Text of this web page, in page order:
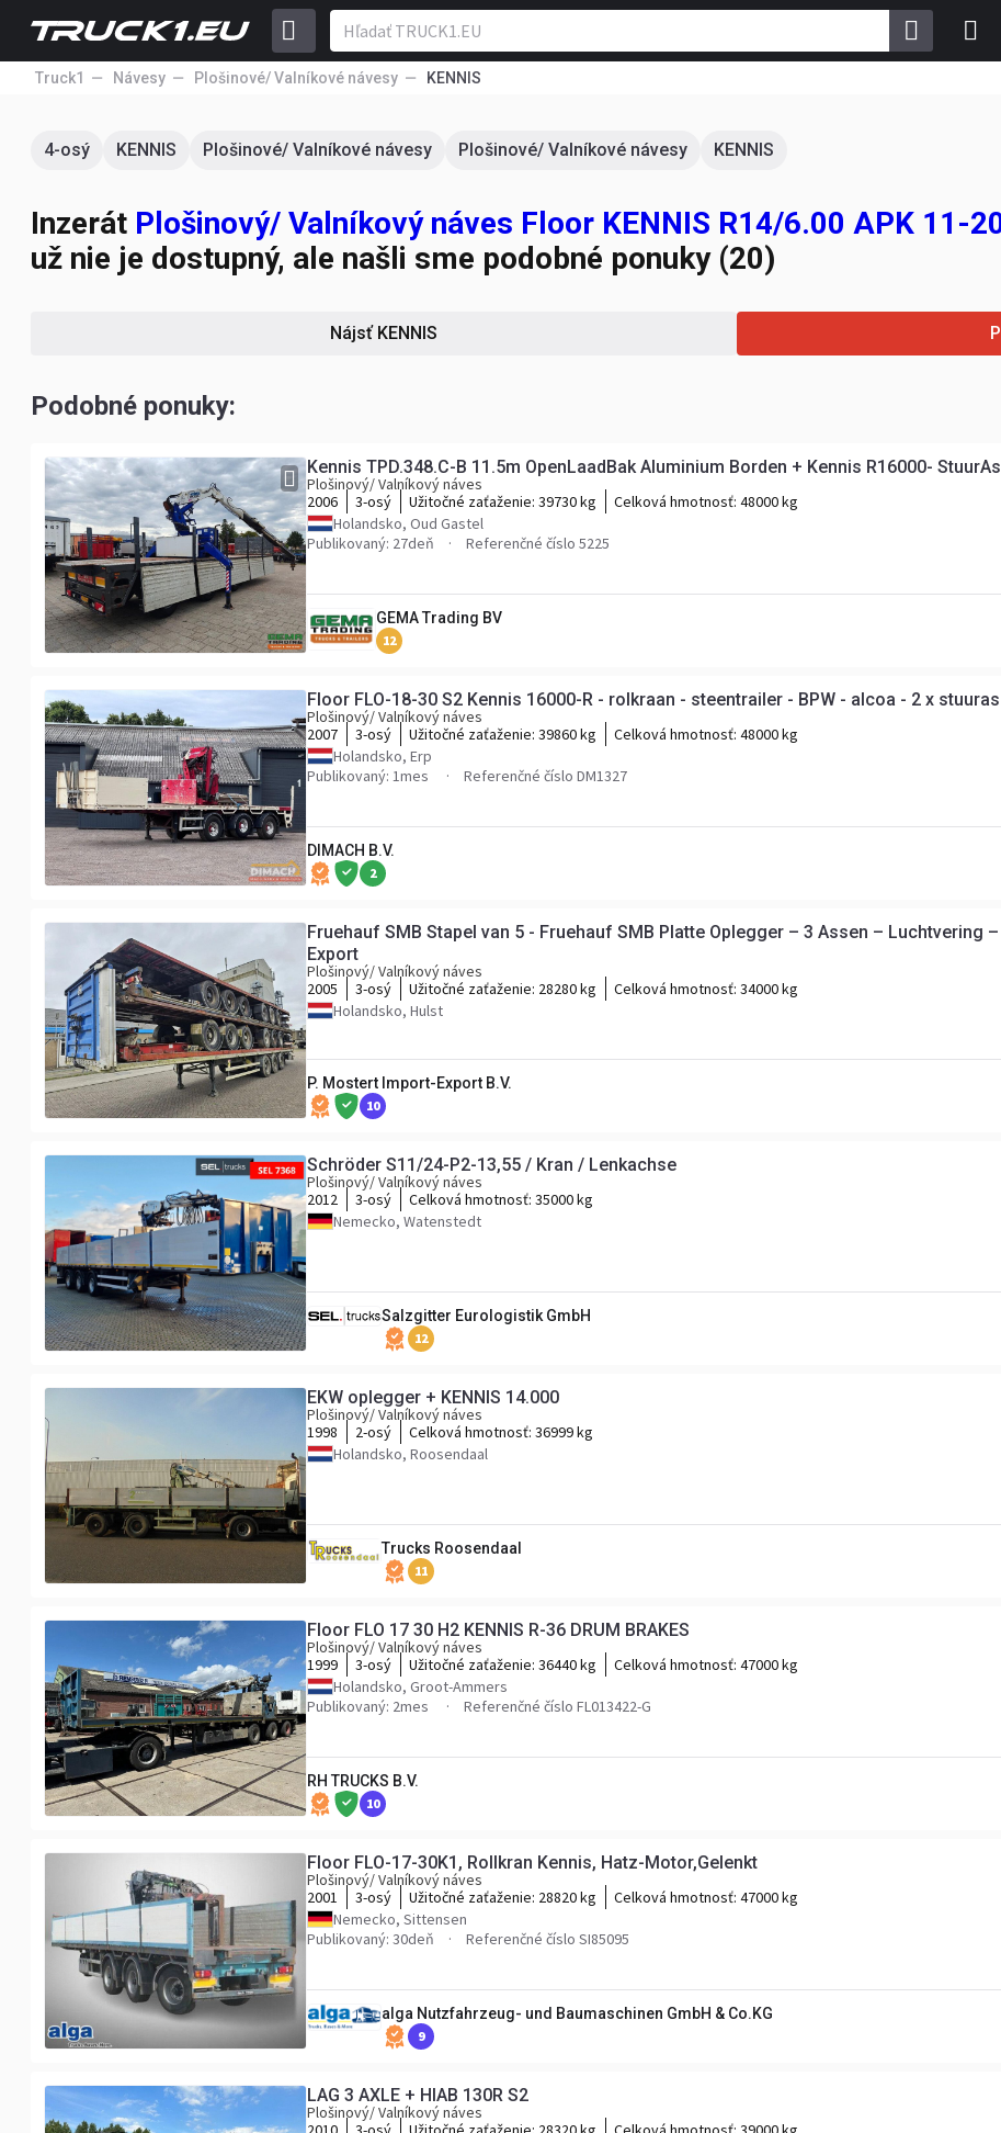
Truck1 Návesy Plošinové/ Valníkové návesy KENNIS
4-osý KENNIS Plošinové/ Valníkové návesy Plošinové/ Valníkové návesy KENNIS
Inzerát Plošinový/ Valníkový náves Floor KENNIS R14/6.00 APK 11-
už nie je dostupný, ale našli sme podobné ponuky (20)
Nájsť KENNIS
Podobné ponuky:
Kennis TPD.348.C-B 11.5m OpenLaadBak Aluminium
Plošinový/ Valníkový náves
2006
3-osý Užitočné zaťaženie: 39730 kg Celková hmotnosť: 48000 kg
Holandsko, Oud Gastel
Publikovaný: 27deň
Referenčné číslo 5225
GEMA Trading BV
12
Floor FLO-18-30 S2 Kennis 16000-R - rolkraan - steentrailer - BPW - alcoa - 2 x
Plošinový/ Valníkový náves
2007
3-osý Užitočné zaťaženie: 39860 kg Celková hmotnosť: 48000 kg
Holandsko, Erp
Publikovaný: 1mes
Referenčné číslo DM1327
DIMACH B.V.
2
Fruehauf SMB Stapel van 5 - Fruehauf SMB Platte Oplegger – 3 Assen – Luchtvering
Export
Plošinový/ Valníkový náves
2005
3-osý Užitočné zaťaženie: 28280 kg Celková hmotnosť: 34000 kg
Holandsko, Hulst
P. Mostert Import-Export B.V.
10
Schröder S11/24-P2-13,55 / Kran / Lenkachse
Plošinový/ Valníkový náves
2012
3-osý Celková hmotnosť: 35000 kg
Nemecko, Watenstedt
Salzgitter Eurologistik GmbH
12
EKW oplegger + KENNIS 14.000
Plošinový/ Valníkový náves
1998
2-osý Celková hmotnosť: 36999 kg
Holandsko, Roosendaal
Trucks Roosendaal
11
Floor FLO 17 30 H2 KENNIS R-36 DRUM BRAKES
Plošinový/ Valníkový náves
1999
3-osý Užitočné zaťaženie: 36440 kg Celková hmotnosť: 47000 kg
Holandsko, Groot-Ammers
Publikovaný: 2mes
Referenčné číslo FL013422-G
RH TRUCKS B.V.
10
Floor FLO-17-30K1, Rollkran Kennis, Hatz-Motor,Gelenkt
Plošinový/ Valníkový náves
2001
3-osý Užitočné zaťaženie: 28820 kg Celková hmotnosť: 47000 kg
Nemecko, Sittensen
Publikovaný: 30deň
Referenčné číslo SI85095
alga Nutzfahrzeug- und Baumaschinen GmbH & Co.KG
9
LAG 3 AXLE + HIAB 130R S2
Plošinový/ Valníkový náves